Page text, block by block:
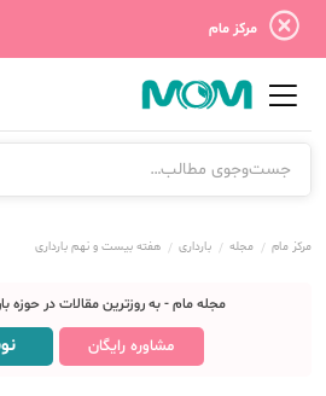
مرکز مام
مرکز مام مجله بارداری هفته بیست و نهم بارداری
مجله مام - به روزترین مقالات در حوزه
مشاوره رایگان